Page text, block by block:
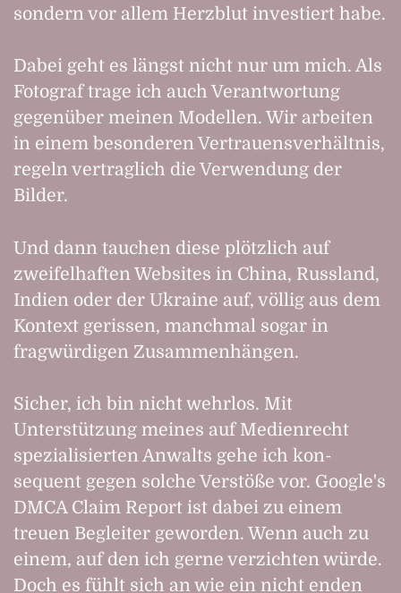
sondern vor allem Herz­blut investiert habe.
Dabei geht es längst nicht nur um mich. Als
Fotograf trage ich auch Ver­antwortung
gegen­über meinen Modellen. Wir arbeiten
in einem be­sonderen Vertrauens­verhältnis,
regeln ver­traglich die Verwendung der
Bilder.
Und dann tauchen diese plötz­lich auf
zweifel­haften Websites in China, Russland,
Indien oder der Ukraine auf, völlig aus dem
Kon­text gerissen, manch­mal sogar in
fragwürdigen Zusam­men­hängen.
Sicher, ich bin nicht wehrlos. Mit
Unterstützung meines auf Medien­recht
spezia­lisierten Anwalts gehe ich kon­
sequent gegen solche Verstöße vor. Google's
DMCA Claim Report ist dabei zu einem
treuen Be­gleiter geworden. Wenn auch zu
einem, auf den ich gerne ver­zichten würde.
Doch es fühlt sich an wie ein nicht enden